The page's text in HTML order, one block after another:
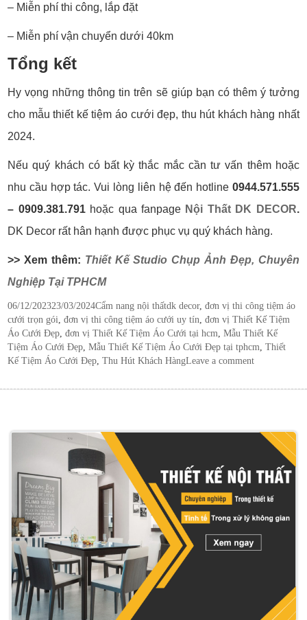
– Miễn phí thi công, lắp đặt
– Miễn phí vận chuyển dưới 40km
Tổng kết
Hy vọng những thông tin trên sẽ giúp bạn có thêm ý tưởng
cho mẫu thiết kế tiệm áo cưới đẹp, thu hút khách hàng nhất
2024.
Nếu quý khách có bất kỳ thắc mắc cần tư vấn thêm hoặc
nhu cầu hợp tác. Vui lòng liên hệ đến hotline 0944.571.555
– 0909.381.791hoặc qua fanpage Nội Thất DK DECOR.
DK Decor rất hân hạnh được phục vụ quý khách hàng.
>> Xem thêm: Thiết Kế Studio Chụp Ảnh Đẹp, Chuyên
Nghiệp Tại TPHCM
Posted
on
06/12/202323/03/2024Categories
Cẩm nang nội thấtTags
dk decor,đơn vị thi công tiệm áo
cưới trọn gói ,đơn vị thi công tiệm áo cưới uy tín ,đơn vị Thiết Kế Tiệm
Áo Cưới Đẹp ,đơn vị Thiết Kế Tiệm Áo Cưới tại hcm ,Mẫu Thiết Kế
Tiệm Áo Cưới Đẹp ,Mẫu Thiết Kế Tiệm Áo Cưới Đẹp tại tphcm ,Thiết
Kế Tiệm Áo Cưới Đẹp ,Thu Hút Khách HàngLeave a comment